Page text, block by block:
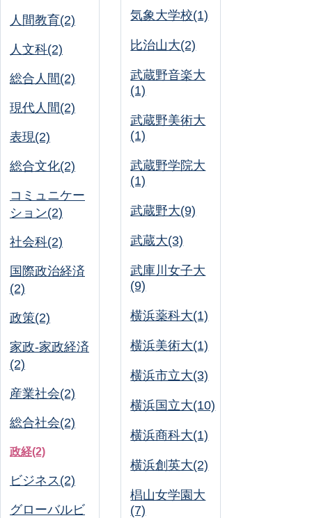
人間教育(2)
人文科(2)
総合人間(2)
現代人間(2)
表現(2)
総合文化(2)
コミュニケー
ション(2)
社会科(2)
国際政治経済
(2)
政策(2)
家政-家政経済
(2)
産業社会(2)
総合社会(2)
政経(2)
ビジネス(2)
グローバルビ
気象大学校(1)
比治山大(2)
武蔵野音楽大
(1)
武蔵野美術大
(1)
武蔵野学院大
(1)
武蔵野大(9)
武蔵大(3)
武庫川女子大
(9)
横浜薬科大(1)
横浜美術大(1)
横浜市立大(3)
横浜国立大(10)
横浜商科大(1)
横浜創英大(2)
椙山女学園大
(7)